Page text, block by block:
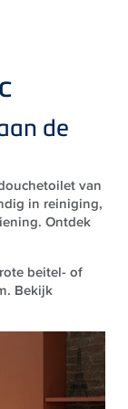
de
van
in reiniging,
Ontdek
beitel- of
Bekijk